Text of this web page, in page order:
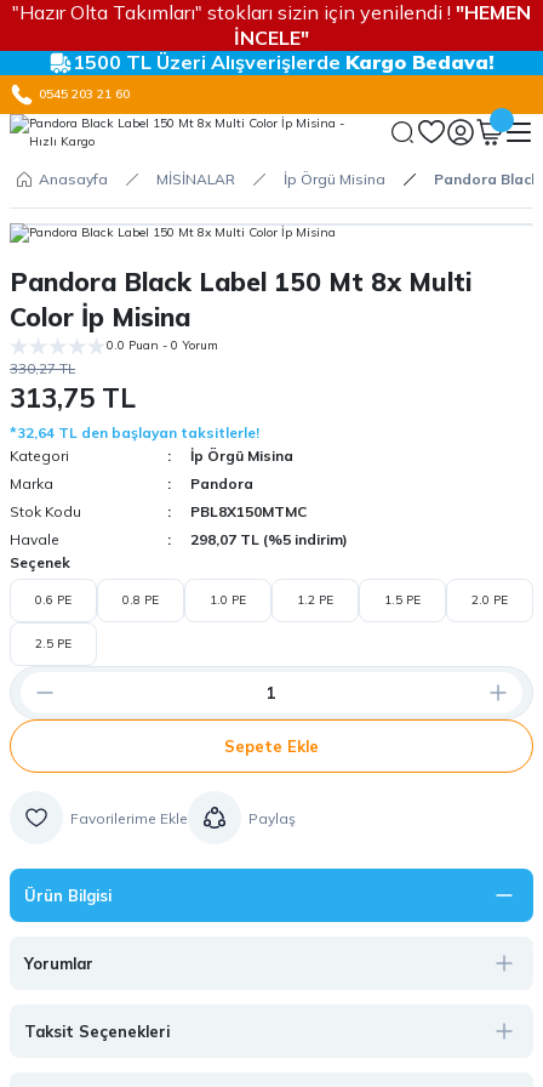
"Hazır Olta Takımları" stokları sizin için yenilendi ! "HEMEN
İNCELE"
1500 TL Üzeri Alışverişlerde Kargo Bedava!
0545 203 21 60
Anasayfa MİSİNALAR İp Örgü Misina Pandora
Pandora Black Label 150 Mt 8x Multi
Color İp Misina
0.0 Puan - 0 Yorum
330,27 TL
313,75 TL
*32,64 TL den başlayan taksitlerle!
Kategori
İp Örgü Misina
Marka
Pandora
Stok Kodu
PBL8X150MTMC
Havale
298,07 TL (%5 indirim)
Seçenek
0.6 PE 0.8 PE 1.0 PE 1.2 PE 1.5 PE 2.0 PE
2.5 PE
Sepete Ekle
Paylaş
Ürün Bilgisi
Yorumlar
Taksit Seçenekleri